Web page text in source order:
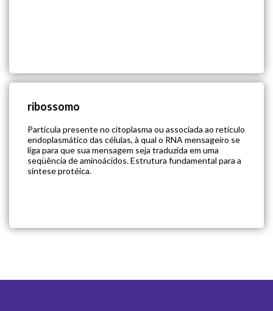
ribossomo
Partícula presente no citoplasma ou associada ao retículo
endoplasmático das células, à qual o RNA mensageiro se
liga para que sua mensagem seja traduzida em uma
seqüência de aminoácidos. Estrutura fundamental para a
síntese protéica.